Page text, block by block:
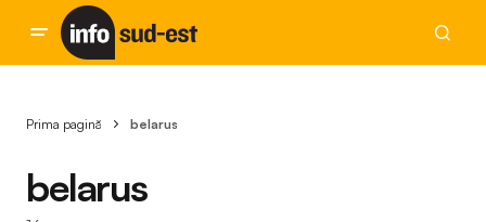
Prima pagină belarus
belarus